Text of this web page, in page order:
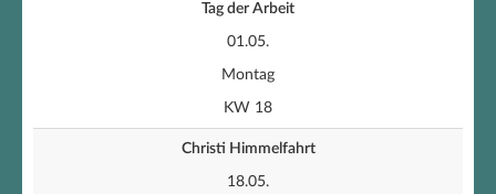
Tag der Arbeit
01.05.
Montag
KW 18
Christi Himmelfahrt
18.05.